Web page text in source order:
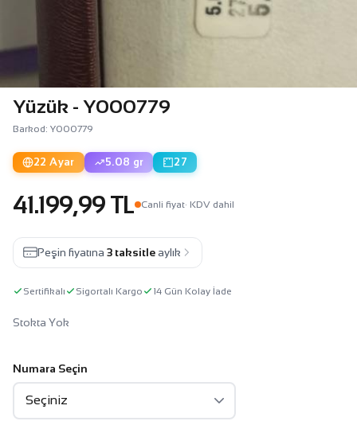
Yüzük - Y000779
Barkod: Y000779
22 Ayar 5.08 gr 27
41.199,99 TL Canli fiyat· KDV dahil
Peşin fiyatına 3 taksitle aylık
Sertifikalı Sigortalı Kargo 14 Gün Kolay İade
Stokta Yok
Numara Seçin